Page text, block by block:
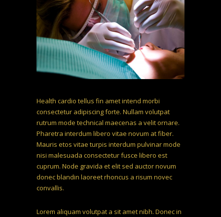
Health cardio tellus fin amet intend morbi
consectetur adipiscing forte. Nullam volutpat
rutrum mode technical maecenas a velit ornare.
Pharetra interdum libero vitae novum at fiber.
Mauris etos vitae turpis interdum pulvinar mode
nisi malesuada consectetur fusce libero est
cuprum. Node gravida et elit sed auctor novum
donec blandin laoreet rhoncus a risum novec
convallis.
Lorem aliquam volutpat a sit amet nibh. Donec in